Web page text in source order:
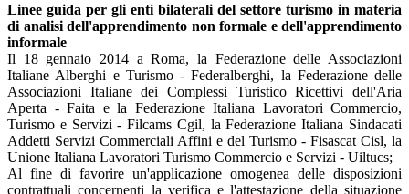
Linee guida per gli enti bilaterali del settore turismo in materia
di analisi dell'apprendimento non formale e dell'apprendimento
informale
Il 18 gennaio 2014 a Roma, la Federazione delle Associazioni
Italiane Alberghi e Turismo - Federalberghi, la Federazione delle
Associazioni Italiane dei Complessi Turistico Ricettivi dell'Aria
Aperta - Faita e la Federazione Italiana Lavoratori Commercio,
Turismo e Servizi - Filcams Cgil, la Federazione Italiana Sindacati
Addetti Servizi Commerciali Affini e del Turismo - Fisascat Cisl, la
Unione Italiana Lavoratori Turismo Commercio e Servizi - Uiltucs;
Al fine di favorire un'applicazione omogenea delle disposizioni
contrattuali concernenti la verifica e l'attestazione della situazione